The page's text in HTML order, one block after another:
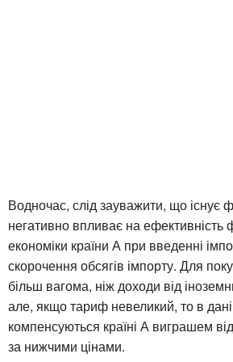
Водночас, слід зауважити, що існує
негативно впливає на ефективність
економіки країни А при введенні
скорочення обсягів імпорту. Для
більш вагома, ніж доходи від
але, якщо тариф невеликий, то в
компенсуються країні А виграшем
за нижчими цінами.